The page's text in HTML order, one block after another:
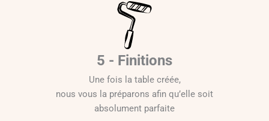
5 - Finitions
Une fois la table créée,
nous vous la préparons afin qu’elle soit
absolument parfaite